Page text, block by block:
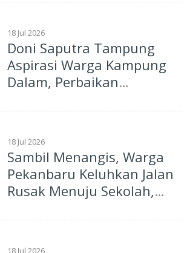
18 Jul 2026
Doni Saputra Tampung
Aspirasi Warga Kampung
Dalam, Perbaikan
18 Jul 2026
Sambil Menangis, Warga
Pekanbaru Keluhkan Jalan
Rusak Menuju Sekolah,
Segera Tinjau Lokasi
18 Jul 2026